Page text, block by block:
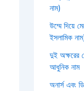
নাম)
উম্মে দিয়ে
ইসলামিক
দুই অক্ষরের
আধুনিক নাম
অনার্স এবং